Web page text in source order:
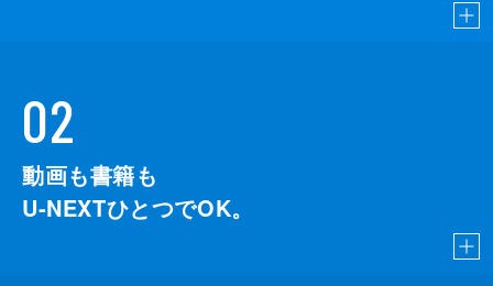
02
動画も書籍も
U-NEXTひとつでOK。